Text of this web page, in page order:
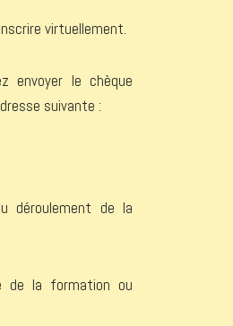
virtuellement.
envoyer le chèque
suivante :
déroulement de la
de la formation ou